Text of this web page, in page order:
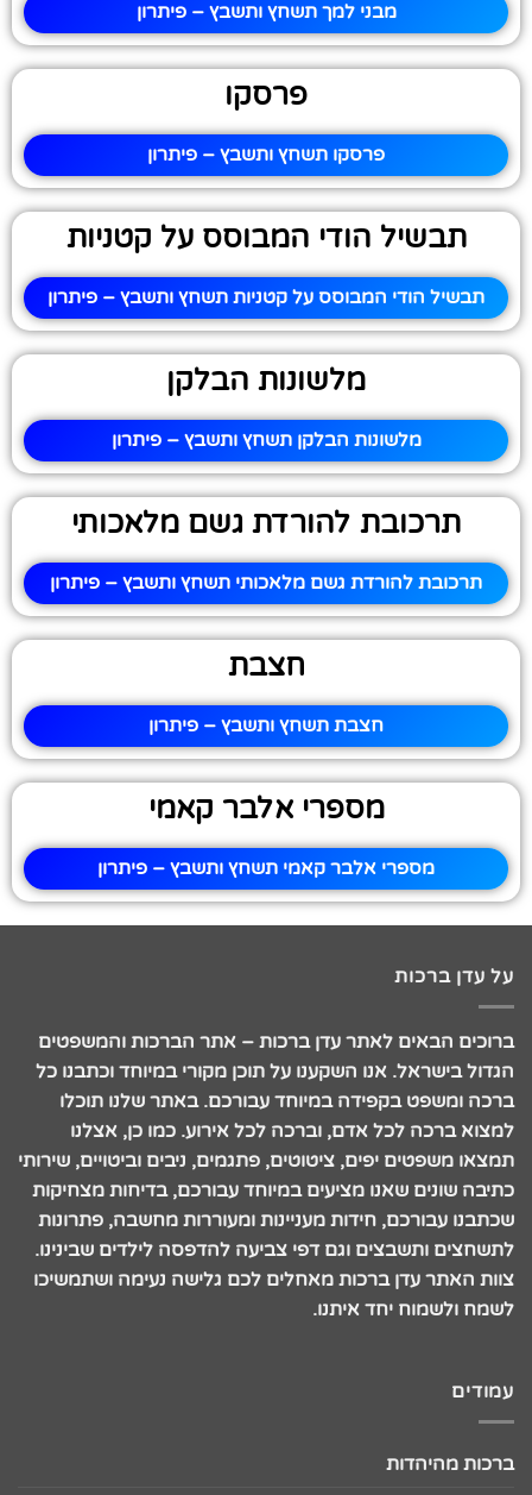
מבני למך תשחץ ותשבץ – פיתרון
פרסקו
פרסקו תשחץ ותשבץ – פיתרון
תבשיל הודי המבוסס על קטניות
תבשיל הודי המבוסס על קטניות תשחץ ותשבץ – פיתרון
מלשונות הבלקן
מלשונות הבלקן תשחץ ותשבץ – פיתרון
תרכובת להורדת גשם מלאכותי
תרכובת להורדת גשם מלאכותי תשחץ ותשבץ – פיתרון
חצבת
חצבת תשחץ ותשבץ – פיתרון
מספרי אלבר קאמי
מספרי אלבר קאמי תשחץ ותשבץ – פיתרון
על עדן ברכות
ברוכים הבאים לאתר עדן ברכות – אתר הברכות והמשפטים
הגדול בישראל. אנו השקענו על תוכן מקורי במיוחד וכתבנו כל
ברכה ומשפט בקפידה במיוחד עבורכם. באתר שלנו תוכלו
למצוא ברכה לכל אדם, וברכה לכל אירוע. כמו כן, אצלנו
תמצאו משפטים יפים, ציטוטים, פתגמים, ניבים וביטויים, שירותי
כתיבה שונים שאנו מציעים במיוחד עבורכם, בדיחות מצחיקות
שכתבנו עבורכם, חידות מעניינות ומעוררות מחשבה, פתרונות
לתשחצים ותשבצים וגם דפי צביעה להדפסה לילדים שבינינו.
צוות האתר עדן ברכות מאחלים לכם גלישה נעימה ושתמשיכו
לשמח ולשמוח יחד איתנו.
עמודים
ברכות מהיהדות